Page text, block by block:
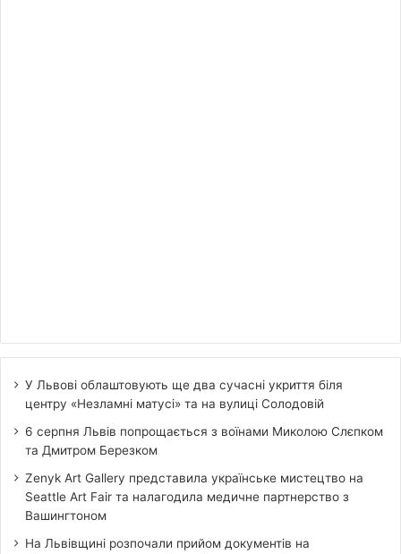
У Львові облаштовують ще два сучасні укриття біля
центру «Незламні матусі» та на вулиці Солодовій
6 серпня Львів попрощається з воїнами Миколою Слєпком
та Дмитром Березком
Zenyk Art Gallery представила українське мистецтво на
Seattle Art Fair та налагодила медичне партнерство з
Вашингтоном
На Львівщині розпочали прийом документів на